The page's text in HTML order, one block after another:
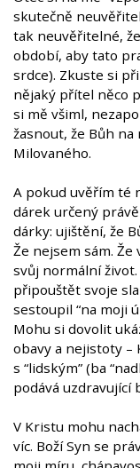
skutečně
tak neuvěřitelné,
období, aby tato
srdce). Zkuste si
nějaký přítel něco
si mě všiml,
žasnout, že Bůh
Milovaného.
A pokud uvěřím té
dárek určený
dárky: ujištění, že
Že nejsem sám. Že
svůj normální život.
připouštět svoje
sestoupil “na moji
Mohu si dovolit
obavy a nejistoty
s “lidským” (ba
podává uzdravující
V Kristu mohu
víc. Boží Syn se